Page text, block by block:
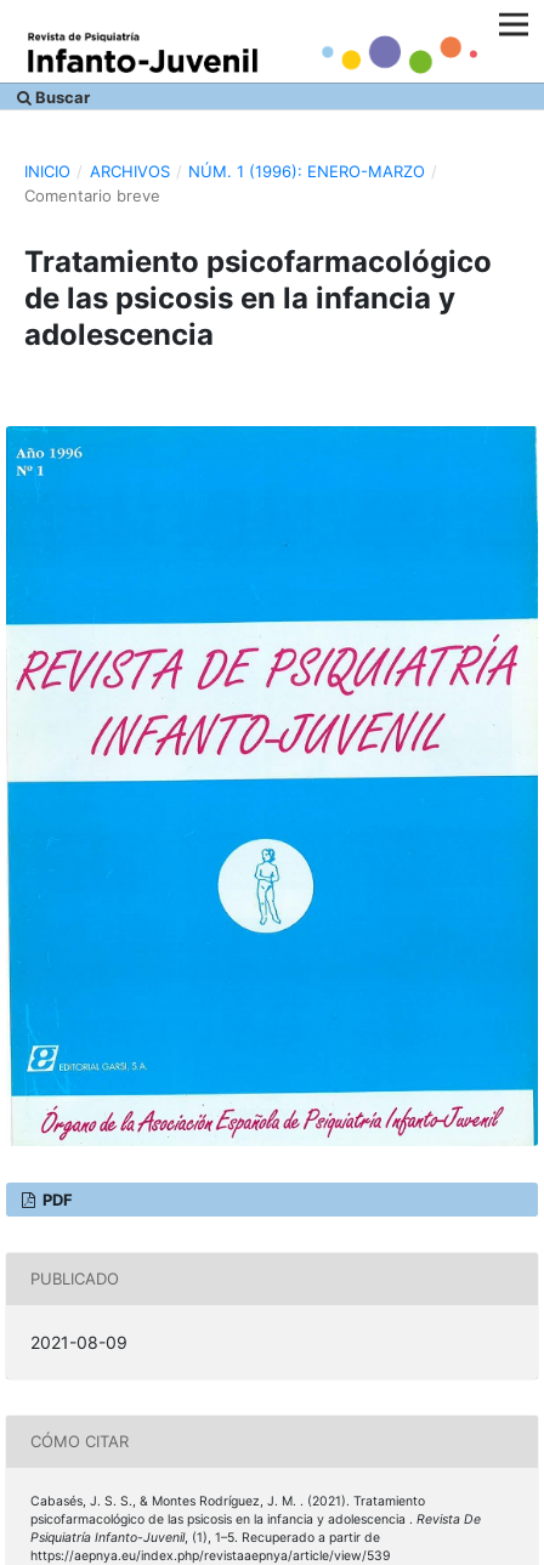
Buscar
INICIO / ARCHIVOS / NÚM. 1 (1996): ENERO-MARZO /
Comentario breve
Tratamiento psicofarmacológico
de las psicosis en la infancia y
adolescencia
PDF
PUBLICADO
2021-08-09
CÓMO CITAR
Cabasés, J. S. S., & Montes Rodríguez, J. M. . (2021). Tratamiento
psicofarmacológico de las psicosis en la infancia y adolescencia . Revista De
Psiquiatría Infanto-Juvenil, (1), 1–5. Recuperado a partir de
https://aepnya.eu/index.php/revistaaepnya/article/view/539